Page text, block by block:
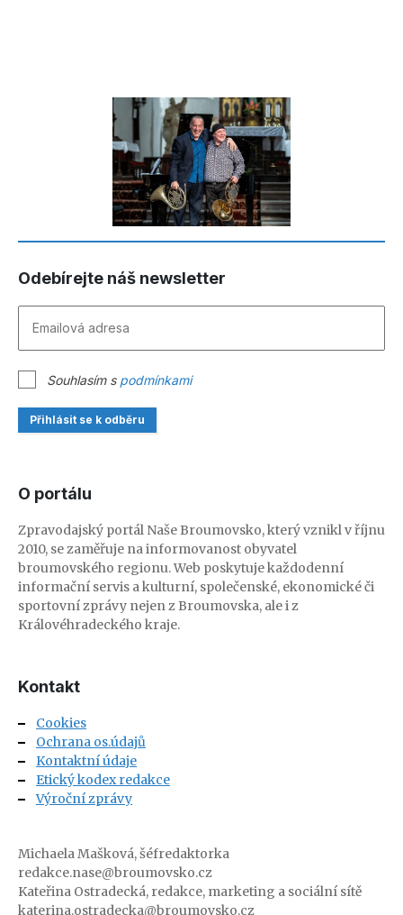
Odebírejte náš newsletter
Souhlasím s podmínkami
Přihlásit se k odběru
O portálu
Zpravodajský portál Naše Broumovsko, který vznikl v říjnu
2010, se zaměřuje na informovanost obyvatel
broumovského regionu. Web poskytuje každodenní
informační servis a kulturní, společenské, ekonomické či
sportovní zprávy nejen z Broumovska, ale i z
Královéhradeckého kraje.
Kontakt
Cookies
Ochrana os.údajů
Kontaktní údaje
Etický kodex redakce
Výroční zprávy
Michaela Mašková, šéfredaktorka
redakce.nase@broumovsko.cz
Kateřina Ostradecká, redakce, marketing a sociální sítě
katerina.ostradecka@broumovsko.cz